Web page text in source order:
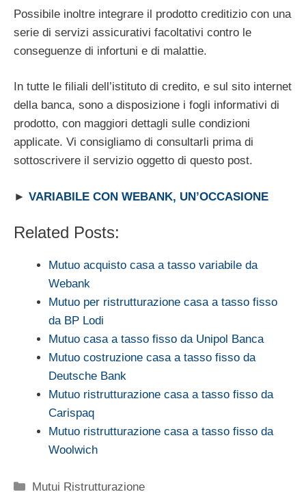
Possibile inoltre integrare il prodotto creditizio con una
serie di servizi assicurativi facoltativi contro le
conseguenze di infortuni e di malattie.
In tutte le filiali dell’istituto di credito, e sul sito internet
della banca, sono a disposizione i fogli informativi di
prodotto, con maggiori dettagli sulle condizioni
applicate. Vi consigliamo di consultarli prima di
sottoscrivere il servizio oggetto di questo post.
► VARIABILE CON WEBANK, UN’OCCASIONE
Related Posts:
Mutuo acquisto casa a tasso variabile da
Webank
Mutuo per ristrutturazione casa a tasso fisso
da BP Lodi
Mutuo casa a tasso fisso da Unipol Banca
Mutuo costruzione casa a tasso fisso da
Deutsche Bank
Mutuo ristrutturazione casa a tasso fisso da
Carispaq
Mutuo ristrutturazione casa a tasso fisso da
Woolwich
Categorie
Mutui Ristrutturazione